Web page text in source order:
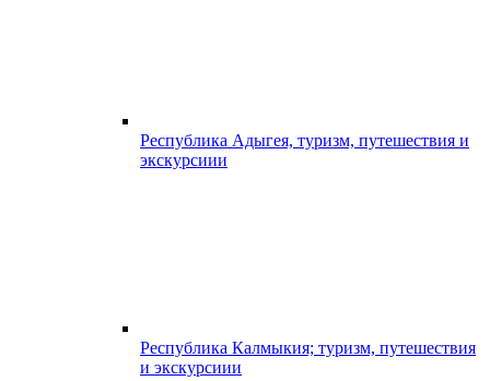
Республика Адыгея, туризм, путешествия и
экскурсиии
Республика Калмыкия; туризм, путешествия
и экскурсиии